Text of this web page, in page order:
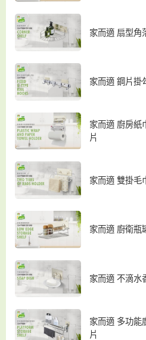
家而適 扇型角
家而適 鋼片掛
家而適 廚房紙
片
家而適 雙掛毛
家而適 廚衛瓶
家而適 不滴水
家而適 多功能
片